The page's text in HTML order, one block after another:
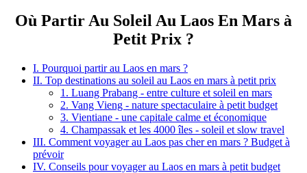
Où Partir Au Soleil Au Laos En Mars à
Petit Prix ?
I. Pourquoi partir au Laos en mars ?
II. Top destinations au soleil au Laos en mars à petit prix
1. Luang Prabang - entre culture et soleil en mars
2. Vang Vieng - nature spectaculaire à petit budget
3. Vientiane - une capitale calme et économique
4. Champassak et les 4000 îles - soleil et slow travel
III. Comment voyager au Laos pas cher en mars ? Budget à
prévoir
IV. Conseils pour voyager au Laos en mars à petit budget